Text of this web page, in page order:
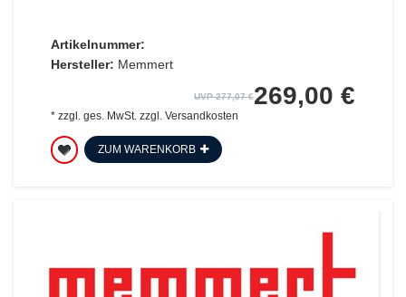
Artikelnummer:
Hersteller: Memmert
UVP 277,07 €269,00 €
* zzgl. ges. MwSt. zzgl. Versandkosten
ZUM WARENKORB